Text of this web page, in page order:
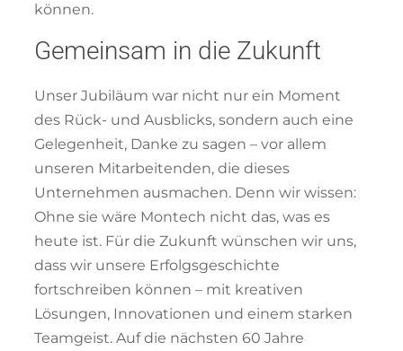
können.
Gemeinsam in die Zukunft
Unser Jubiläum war nicht nur ein Moment
des Rück- und Ausblicks, sondern auch eine
Gelegenheit, Danke zu sagen – vor allem
unseren Mitarbeitenden, die dieses
Unternehmen ausmachen. Denn wir wissen:
Ohne sie wäre Montech nicht das, was es
heute ist. Für die Zukunft wünschen wir uns,
dass wir unsere Erfolgsgeschichte
fortschreiben können – mit kreativen
Lösungen, Innovationen und einem starken
Teamgeist. Auf die nächsten 60 Jahre